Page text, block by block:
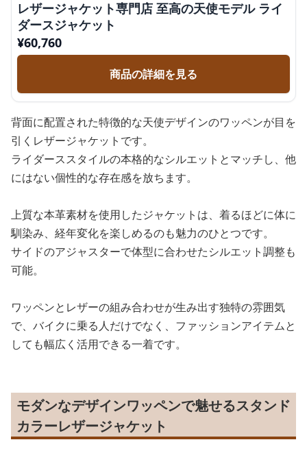
レザージャケット専門店 至高の天使モデル ライ
ダースジャケット
¥60,760
商品の詳細を見る
背面に配置された特徴的な天使デザインのワッペンが目を
引くレザージャケットです。
ライダーススタイルの本格的なシルエットとマッチし、他
にはない個性的な存在感を放ちます。
上質な本革素材を使用したジャケットは、着るほどに体に
馴染み、経年変化を楽しめるのも魅力のひとつです。
サイドのアジャスターで体型に合わせたシルエット調整も
可能。
ワッペンとレザーの組み合わせが生み出す独特の雰囲気
で、バイクに乗る人だけでなく、ファッションアイテムと
しても幅広く活用できる一着です。
モダンなデザインワッペンで魅せるスタンド
カラーレザージャケット